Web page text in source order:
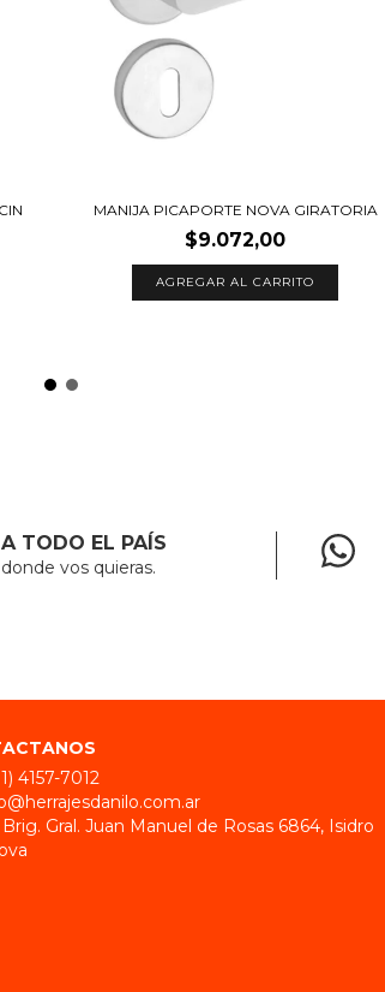
MANIJA PICAPORTE NOVA GIRATORIA
$9.072,00
TODO EL PAÍS
vos quieras.
4157-7012
Gral. Juan Manuel de Rosas 6864, Isidro